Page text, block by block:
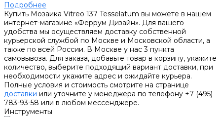
Подробнее
Купить Мозаика Vitreo 137 Tesselatum вы можете в нашем
интернет-магазине «Феррум Дизайн». Для вашего
удобства мы осуществляем доставку собственной
курьерской службой по Москве и Московской области, а
также по всей России. В Москве у нас 3 пункта
самовывоза. Для заказа, добавьте товар в корзину, укажите
количество, выберите подходящий вариант доставки, при
необходимости укажите адрес и ожидайте курьера.
Полные условия и стоимость смотрите на странице
доставки или уточните у менеджера по телефону +7 (495)
783-93-58 или в любом мессенджере.
Инструменты